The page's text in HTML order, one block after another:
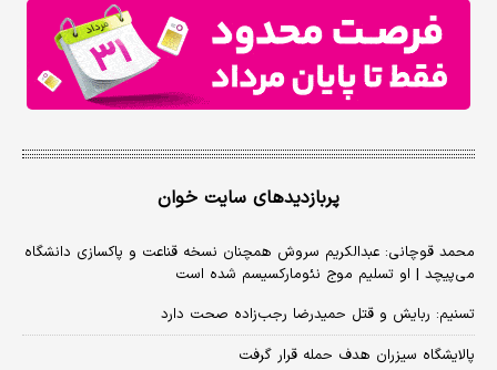
پربازدیدهای سایت خوان
محمد قوچانی: عبدالکریم سروش همچنان نسخه قناعت و پاکسازی دانشگاه
می‌پیچد | او تسلیم موج نئومارکسیسم شده است
تسنیم: ربایش و قتل حمیدرضا رجب‌زاده صحت دارد
پالایشگاه سیزران هدف حمله قرار گرفت